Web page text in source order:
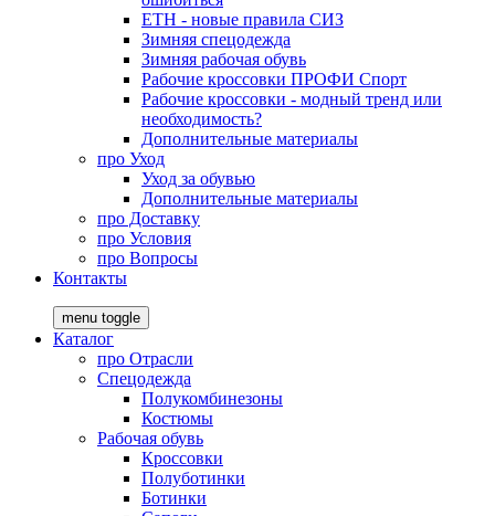
ЕТН - новые правила СИЗ
Зимняя спецодежда
Зимняя рабочая обувь
Рабочие кроссовки ПРОФИ Спорт
Рабочие кроссовки - модный тренд или
необходимость?
Дополнительные материалы
про Уход
Уход за обувью
Дополнительные материалы
про Доставку
про Условия
про Вопросы
Контакты
menu toggle
Каталог
про Отрасли
Спецодежда
Полукомбинезоны
Костюмы
Рабочая обувь
Кроссовки
Полуботинки
Ботинки